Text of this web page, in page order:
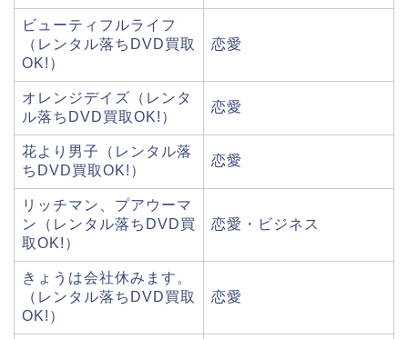
ビューティフルライフ
（レンタル落ちDVD買取
OK!）
恋愛
オレンジデイズ（レンタ
ル落ちDVD買取OK!）
恋愛
花より男子（レンタル落
ちDVD買取OK!）
恋愛
リッチマン、プアウーマ
ン（レンタル落ちDVD買
取OK!）
恋愛・ビジネス
きょうは会社休みます。
（レンタル落ちDVD買取
OK!）
恋愛